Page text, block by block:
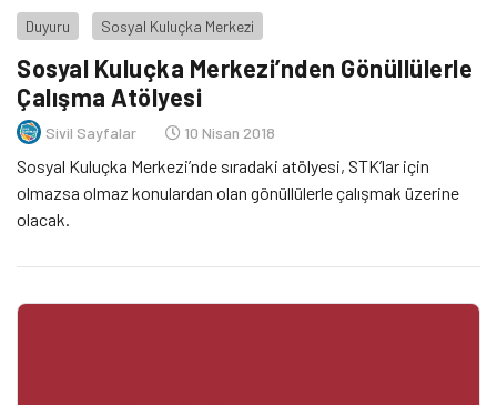
Duyuru Sosyal Kuluçka Merkezi
Sosyal Kuluçka Merkezi’nden Gönüllülerle
Çalışma Atölyesi
Sivil Sayfalar 10 Nisan 2018
Sosyal Kuluçka Merkezi’nde sıradaki atölyesi, STK’lar için
olmazsa olmaz konulardan olan gönüllülerle çalışmak üzerine
olacak.